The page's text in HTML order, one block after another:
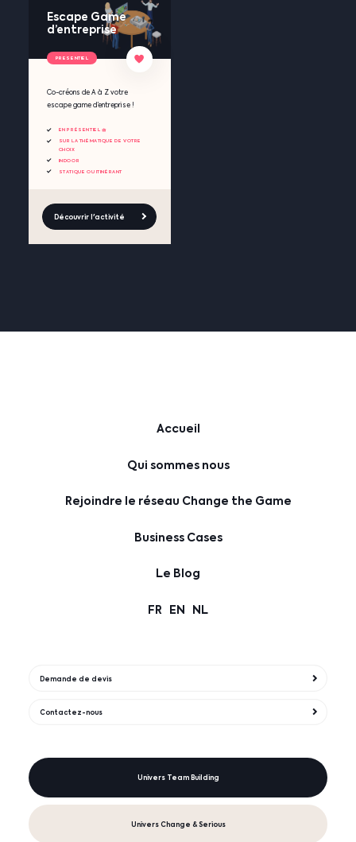
Escape Game
d’entreprise
Co-créons de A à Z votre
escape game d’entreprise !
EN PRÉSENTIEL 🧺
SUR LA THÉMATIQUE DE VOTRE
CHOIX
INDOOR
STATIQUE OU ITINÉRANT
Découvrir l'activité
PRESENTIEL
Accueil
Qui sommes nous
Rejoindre le réseau Change the Game
Business Cases
Le Blog
FR EN NL
Demande de devis
Contactez-nous
Univers Team Building
Univers Change & Serious